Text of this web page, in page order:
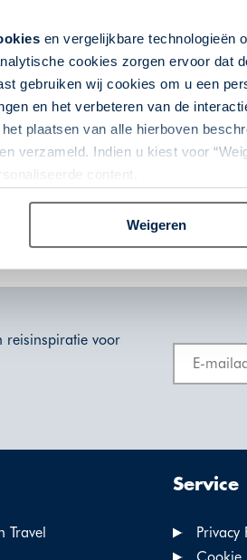
en vergelijkbare technologieën
cookies zorgen ervoor dat
gebruiken wij cookies om u een
en het verbeteren van de
plaatsen van alle hierboven
verzameld. Indien u kiest voor
content.
Weigeren
en de autohuur, ook alle
bezocht en geselecteerd. U
hebben wij voor u een
wat trots op dit bezit. De oude
eigenschappen. Wij nemen u
geselecteerd. Deze
echter altijd op korte afstand
reisinspiratie voor
Travel
Service
Privacy